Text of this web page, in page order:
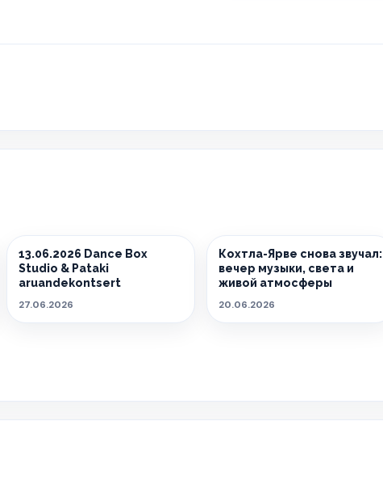
13.06.2026 Dance Box
Studio & Pataki
aruandekontsert
27.06.2026
Кохтла-Ярве снова звучал:
вечер музыки, света и
живой атмосферы
20.06.2026